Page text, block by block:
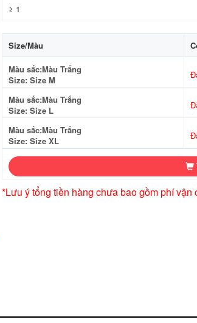
≥ 1
Size/Màu
Màu sắc:Màu Trắng
Size: Size M
Màu sắc:Màu Trắng
Size: Size L
Màu sắc:Màu Trắng
Size: Size XL
*Lưu ý tổng tiền hàng chưa bao gồm phí vận